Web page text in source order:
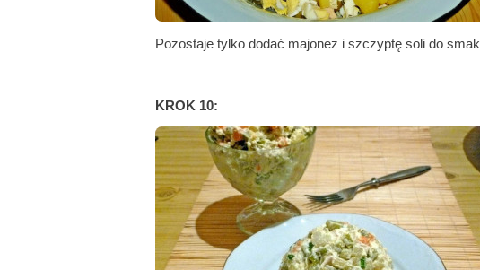
Pozostaje tylko dodać majonez i szczyptę soli do
KROK 10: